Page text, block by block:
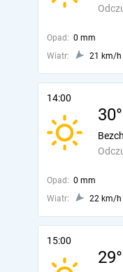
Opad: 0 mm
Wiatr:
21 km/h
14:00
Opad: 0 mm
Wiatr:
22 km/h
15:00